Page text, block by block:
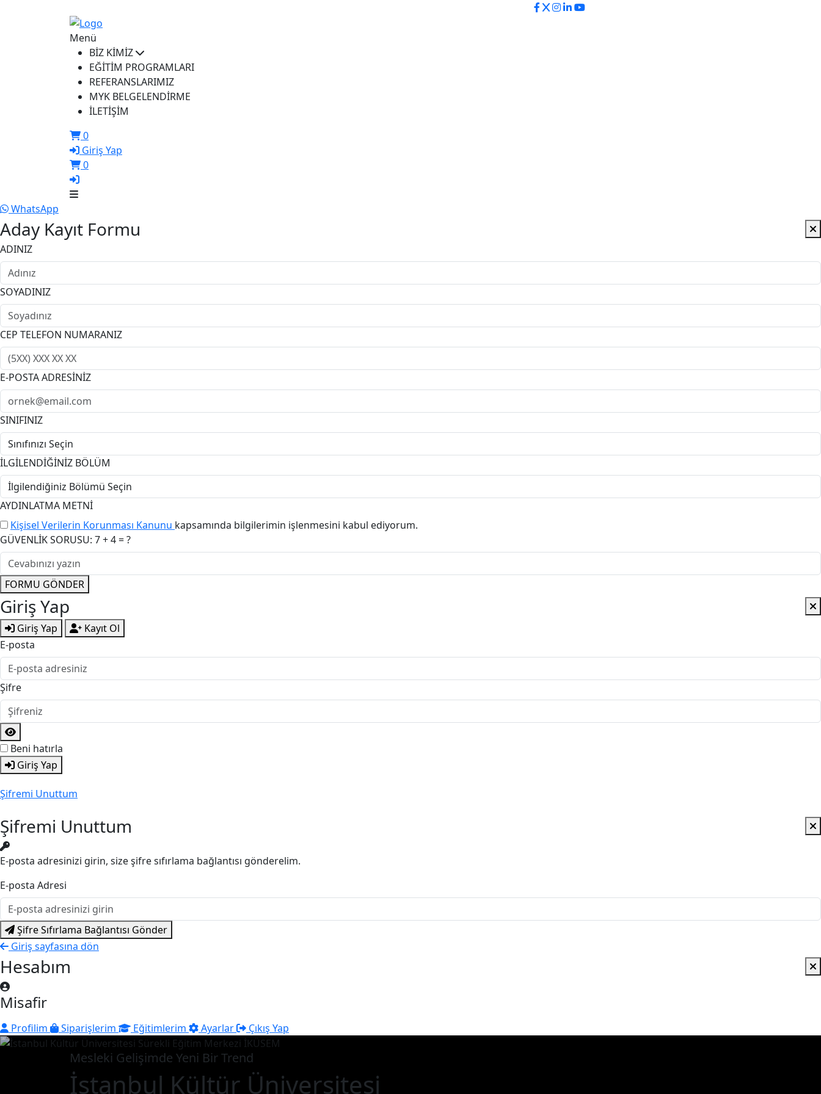
Menü
BİZ KİMİZ
EĞİTİM PROGRAMLARI
REFERANSLARIMIZ
MYK BELGELENDİRME
İLETİŞİM
0
Giriş Yap
0
WhatsApp
Aday Kayıt Formu
ADINIZ
SOYADINIZ
CEP TELEFON NUMARANIZ
E-POSTA ADRESİNİZ
SINIFINIZ
İLGİLENDİĞİNİZ BÖLÜM
AYDINLATMA METNİ
Kişisel Verilerin Korunması Kanunu kapsamında bilgilerimin işlenmesini kabul ediyorum.
GÜVENLİK SORUSU: 7 + 4 = ?
FORMU GÖNDER
Giriş Yap
Giriş Yap
Kayıt Ol
E-posta
Şifre
Beni hatırla
Giriş Yap
Şifremi Unuttum
Şifremi Unuttum
E-posta adresinizi girin, size şifre sıfırlama bağlantısı gönderelim.
E-posta Adresi
Şifre Sıfırlama Bağlantısı Gönder
Giriş sayfasına dön
Hesabım
Misafir
Profilim Siparişlerim Eğitimlerim Ayarlar Çıkış Yap
Mesleki Gelişimde Yeni Bir Trend
İstanbul Kültür Üniversitesi